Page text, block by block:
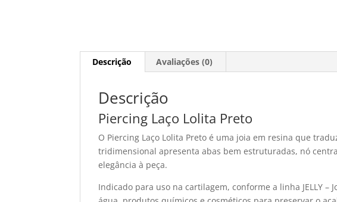
Descrição Avaliações (0)
Descrição
Piercing Laço Lolita Preto
O Piercing Laço Lolita Preto é uma joia em resina que
tridimensional apresenta abas bem estruturadas, nó
elegância à peça.
Indicado para uso na cartilagem, conforme a linha JELLY